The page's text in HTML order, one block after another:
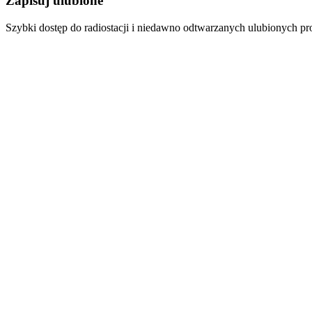
Szybki dostęp do radiostacji i niedawno odtwarzanych ulubionych